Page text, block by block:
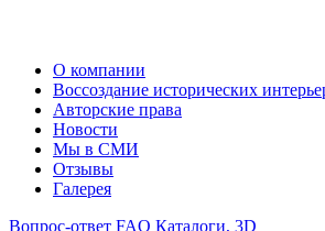
О компании
Воссоздание исторических
Авторские права
Новости
Мы в СМИ
Отзывы
Галерея
Вопрос-ответ FAQ Каталоги, 3D